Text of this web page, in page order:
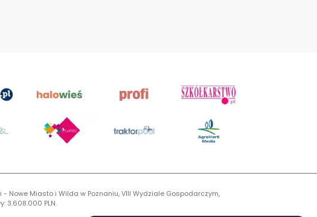
Nowe Miasto i Wilda w Poznaniu, VIII Wydziale Gospodarczym,
3.608.000 PLN.